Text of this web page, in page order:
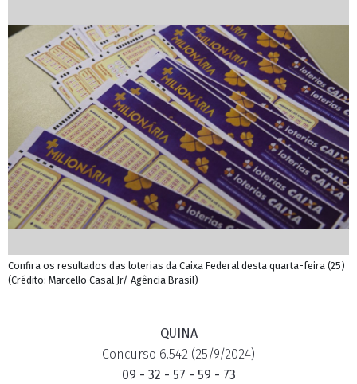
Confira os resultados das loterias da Caixa Federal desta quarta-feira (25)
(Crédito: Marcello Casal Jr/ Agência Brasil)
QUINA
Concurso 6.542 (25/9/2024)
09 - 32 - 57 - 59 - 73